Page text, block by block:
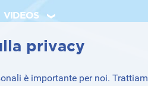
VIDEOS
privacy
è importante per noi.